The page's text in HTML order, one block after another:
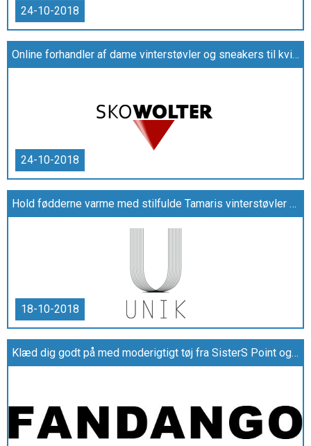
24-10-2018
Online forhandler af dame vinterstøvler og sneakers til kvinder i smarte design
24-10-2018
Hold fødderne varme med stilfulde Tamaris vinterstøvler eller højhælede støvler
18-10-2018
Klæd dig godt på med moderigtigt tøj fra SisterS Point og YAS